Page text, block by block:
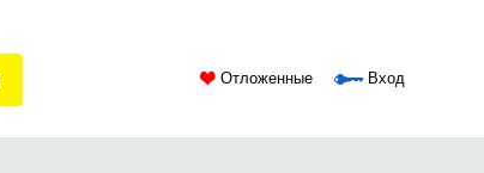
Отложенные Вход